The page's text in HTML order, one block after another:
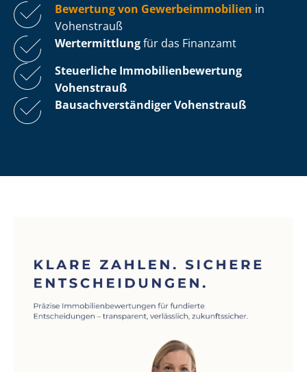
Bewertung von Ge­wer­be­im­mo­bi­li­en in
Vohenstrauß
Wertermittlungfür das Finanzamt
Steuerliche Im­mo­bi­li­en­be­wer­tung
Vohenstrauß
Bau­sach­ver­stän­di­ger Vohenstrauß